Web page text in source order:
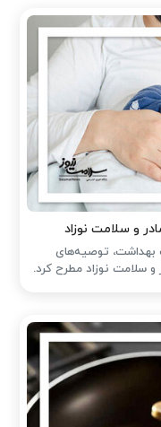
و سلامت نوزاد
بهداشت، توصیه‌های
و سلامت نوزاد مطرح کرد.